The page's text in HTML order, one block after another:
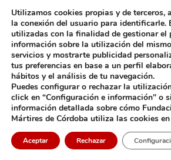
Centro de Formación Para el Empleo
de 5.500 alumnos/as y 500
ENTRADAS RECIENTES
Eucaristía de acción de gracias
curso
Utilizamos cookies propias y de terceros,
la conexión del usuario para identificarle.
utilizadas con la finalidad de gestionar el
información sobre la utilización del
servicios y mostrarte publicidad
tus preferencias en base a un perfil
hábitos y el análisis de tu navegación.
Puedes configurar o rechazar la
click en “Configuración e información" o
información detallada sobre cómo
Mártires de Córdoba utiliza las cookies en
Aceptar Rechazar